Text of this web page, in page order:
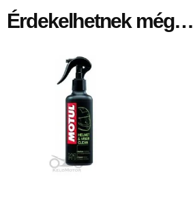
Érdekelhetnek még…